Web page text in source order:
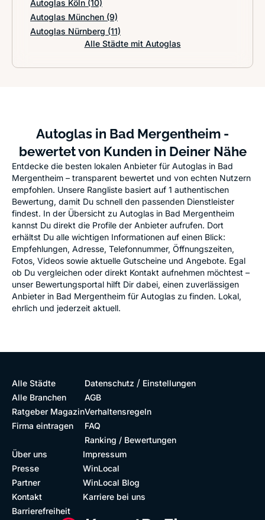
Autoglas Köln (10)
Autoglas München (9)
Autoglas Nürnberg (11)
Alle Städte mit Autoglas
Autoglas in Bad Mergentheim -
bewertet von Kunden in Deiner Nähe
Entdecke die besten lokalen Anbieter für Autoglas in Bad
Mergentheim – transparent bewertet und von echten Nutzern
empfohlen. Unsere Rangliste basiert auf 1 authentischen
Bewertung, damit Du schnell den passenden Dienstleister
findest. In der Übersicht zu Autoglas in Bad Mergentheim
kannst Du direkt die Profile der Anbieter aufrufen. Dort
erhältst Du alle wichtigen Informationen auf einen Blick:
Empfehlungen, Adresse, Telefonnummer, Öffnungszeiten,
Fotos, Videos sowie aktuelle Gutscheine und Angebote. Egal
ob Du vergleichen oder direkt Kontakt aufnehmen möchtest –
unser Bewertungsportal hilft Dir dabei, einen zuverlässigen
Anbieter in Bad Mergentheim für Autoglas zu finden. Lokal,
ehrlich und jederzeit aktuell.
Alle Städte
Alle Branchen
Ratgeber Magazin
Firma eintragen
Datenschutz / Einstellungen
AGB
Verhaltensregeln
FAQ
Ranking / Bewertungen
Über uns
Presse
Partner
Kontakt
Barrierefreiheit
Impressum
WinLocal
WinLocal Blog
Karriere bei uns